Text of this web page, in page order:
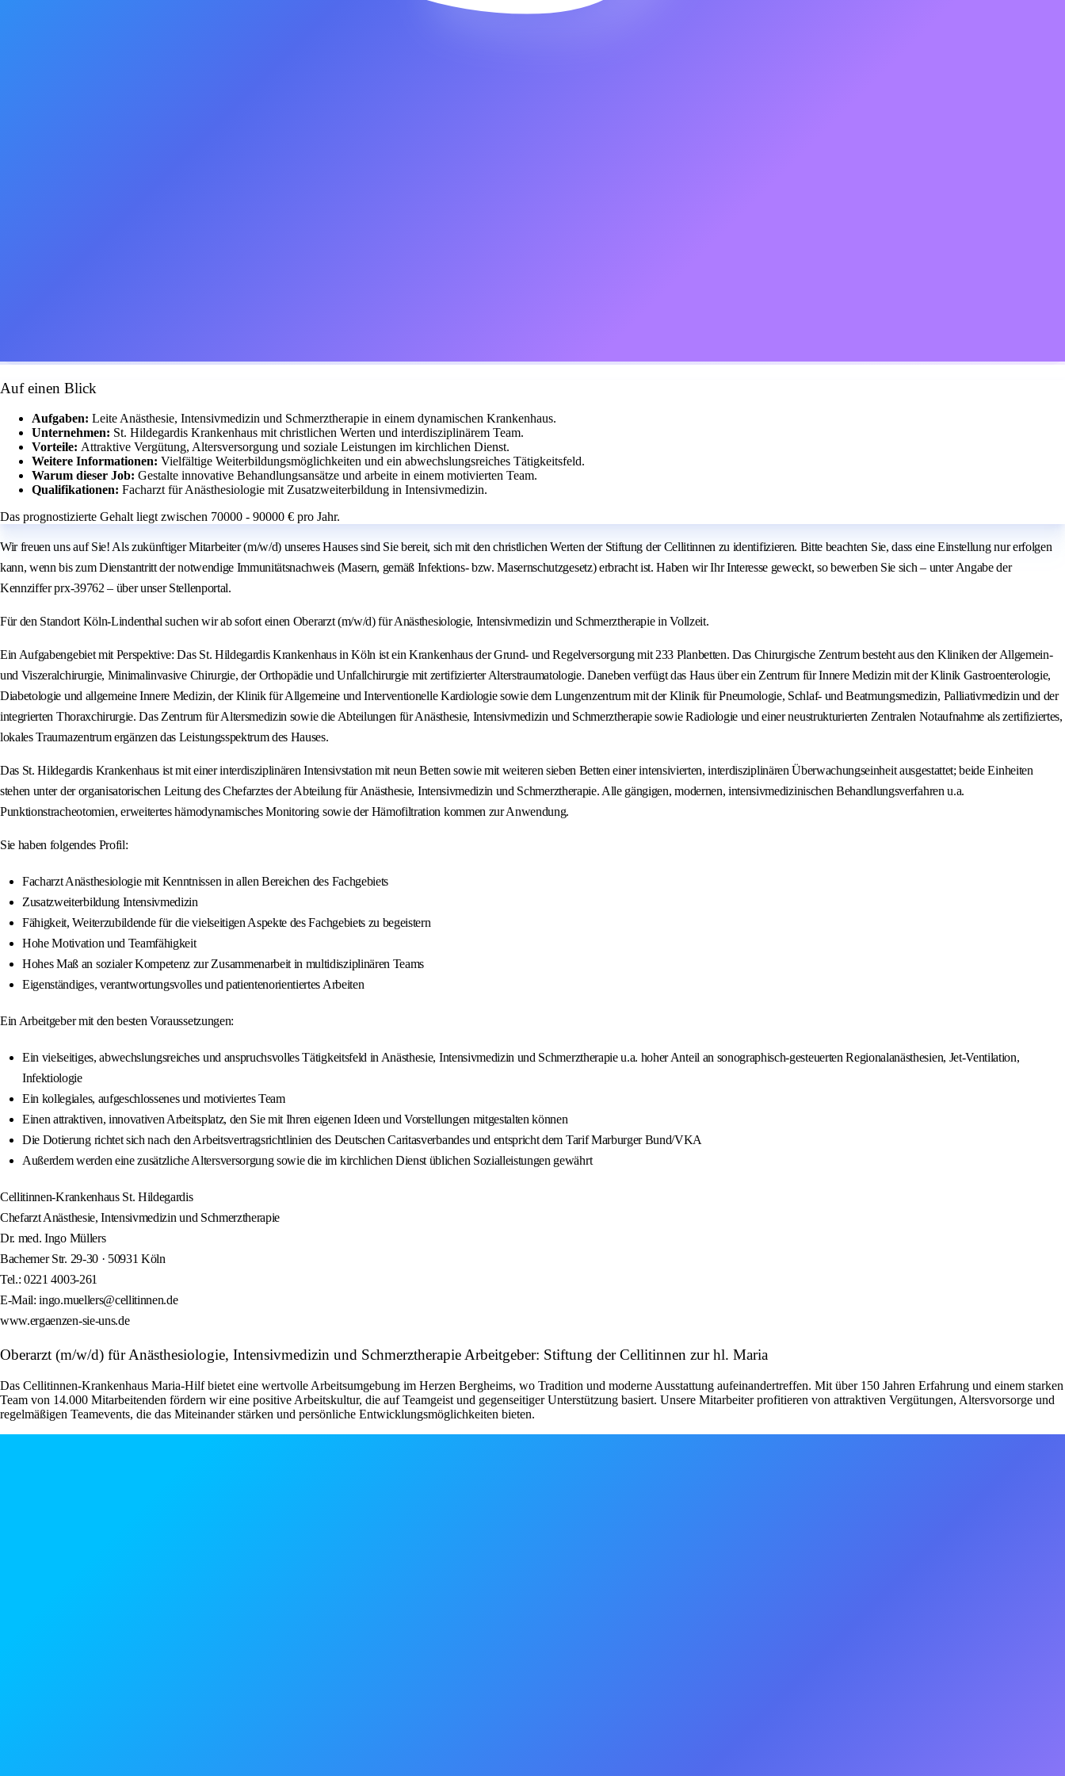
Auf einen Blick
Aufgaben: Leite Anästhesie, Intensivmedizin und Schmerztherapie in einem dynamischen Krankenhaus.
Unternehmen: St. Hildegardis Krankenhaus mit christlichen Werten und interdisziplinärem Team.
Vorteile: Attraktive Vergütung, Altersversorgung und soziale Leistungen im kirchlichen Dienst.
Weitere Informationen: Vielfältige Weiterbildungsmöglichkeiten und ein abwechslungsreiches Tätigkeitsfeld.
Warum dieser Job: Gestalte innovative Behandlungsansätze und arbeite in einem motivierten Team.
Qualifikationen: Facharzt für Anästhesiologie mit Zusatzweiterbildung in Intensivmedizin.
Das prognostizierte Gehalt liegt zwischen 70000 - 90000 € pro Jahr.
Wir freuen uns auf Sie! Als zukünftiger Mitarbeiter (m/w/d) unseres Hauses sind Sie bereit, sich mit den christlichen Werten der Stiftung der Cellitinnen zu identifizieren. Bitte beachten Sie, dass eine Einstellung nur erfolgen
kann, wenn bis zum Dienstantritt der notwendige Immunitätsnachweis (Masern, gemäß Infektions- bzw. Masernschutzgesetz) erbracht ist. Haben wir Ihr Interesse geweckt, so bewerben Sie sich – unter Angabe der
Kennziffer prx-39762 – über unser Stellenportal.
Für den Standort Köln-Lindenthal suchen wir ab sofort einen Oberarzt (m/w/d) für Anästhesiologie, Intensivmedizin und Schmerztherapie in Vollzeit.
Ein Aufgabengebiet mit Perspektive: Das St. Hildegardis Krankenhaus in Köln ist ein Krankenhaus der Grund- und Regelversorgung mit 233 Planbetten. Das Chirurgische Zentrum besteht aus den Kliniken der Allgemein-
und Viszeralchirurgie, Minimalinvasive Chirurgie, der Orthopädie und Unfallchirurgie mit zertifizierter Alterstraumatologie. Daneben verfügt das Haus über ein Zentrum für Innere Medizin mit der Klinik Gastroenterologie,
Diabetologie und allgemeine Innere Medizin, der Klinik für Allgemeine und Interventionelle Kardiologie sowie dem Lungenzentrum mit der Klinik für Pneumologie, Schlaf- und Beatmungsmedizin, Palliativmedizin und der
integrierten Thoraxchirurgie. Das Zentrum für Altersmedizin sowie die Abteilungen für Anästhesie, Intensivmedizin und Schmerztherapie sowie Radiologie und einer neustrukturierten Zentralen Notaufnahme als zertifiziertes,
lokales Traumazentrum ergänzen das Leistungsspektrum des Hauses.
Das St. Hildegardis Krankenhaus ist mit einer interdisziplinären Intensivstation mit neun Betten sowie mit weiteren sieben Betten einer intensivierten, interdisziplinären Überwachungseinheit ausgestattet; beide Einheiten
stehen unter der organisatorischen Leitung des Chefarztes der Abteilung für Anästhesie, Intensivmedizin und Schmerztherapie. Alle gängigen, modernen, intensivmedizinischen Behandlungsverfahren u.a.
Punktionstracheotomien, erweitertes hämodynamisches Monitoring sowie der Hämofiltration kommen zur Anwendung.
Sie haben folgendes Profil:
Facharzt Anästhesiologie mit Kenntnissen in allen Bereichen des Fachgebiets
Zusatzweiterbildung Intensivmedizin
Fähigkeit, Weiterzubildende für die vielseitigen Aspekte des Fachgebiets zu begeistern
Hohe Motivation und Teamfähigkeit
Hohes Maß an sozialer Kompetenz zur Zusammenarbeit in multidisziplinären Teams
Eigenständiges, verantwortungsvolles und patientenorientiertes Arbeiten
Ein Arbeitgeber mit den besten Voraussetzungen:
Ein vielseitiges, abwechslungsreiches und anspruchsvolles Tätigkeitsfeld in Anästhesie, Intensivmedizin und Schmerztherapie u.a. hoher Anteil an sonographisch-gesteuerten Regionalanästhesien, Jet-Ventilation,
Infektiologie
Ein kollegiales, aufgeschlossenes und motiviertes Team
Einen attraktiven, innovativen Arbeitsplatz, den Sie mit Ihren eigenen Ideen und Vorstellungen mitgestalten können
Die Dotierung richtet sich nach den Arbeitsvertragsrichtlinien des Deutschen Caritasverbandes und entspricht dem Tarif Marburger Bund/VKA
Außerdem werden eine zusätzliche Altersversorgung sowie die im kirchlichen Dienst üblichen Sozialleistungen gewährt
Cellitinnen-Krankenhaus St. Hildegardis
Chefarzt Anästhesie, Intensivmedizin und Schmerztherapie
Dr. med. Ingo Müllers
Bachemer Str. 29-30 · 50931 Köln
Tel.: 0221 4003-261
E-Mail: ingo.muellers@cellitinnen.de
www.ergaenzen-sie-uns.de
Oberarzt (m/w/d) für Anästhesiologie, Intensivmedizin und Schmerztherapie Arbeitgeber: Stiftung der Cellitinnen zur hl. Maria
Das Cellitinnen-Krankenhaus Maria-Hilf bietet eine wertvolle Arbeitsumgebung im Herzen Bergheims, wo Tradition und moderne Ausstattung aufeinandertreffen. Mit über 150 Jahren Erfahrung und einem starken
Team von 14.000 Mitarbeitenden fördern wir eine positive Arbeitskultur, die auf Teamgeist und gegenseitiger Unterstützung basiert. Unsere Mitarbeiter profitieren von attraktiven Vergütungen, Altersvorsorge und
regelmäßigen Teamevents, die das Miteinander stärken und persönliche Entwicklungsmöglichkeiten bieten.